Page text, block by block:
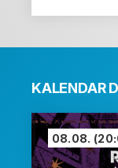
KALENDAR
08.08.